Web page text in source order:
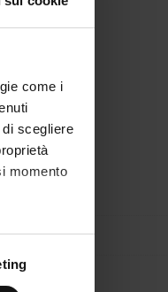
come i
scegliere
momento